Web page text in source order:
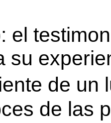
el
su
de
de las